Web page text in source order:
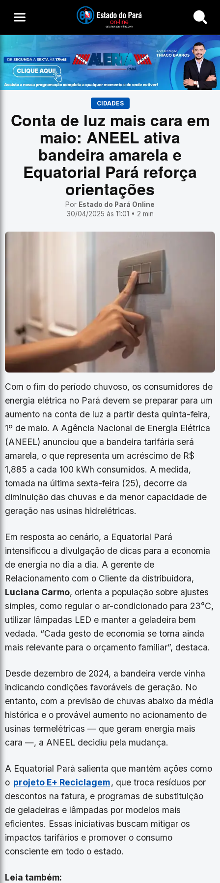
Buscar
CIDADES
Conta de luz mais cara em
maio: ANEEL ativa
bandeira amarela e
Equatorial Pará reforça
orientações
Por Estado do Pará Online
30/04/2025 às 11:01 • 2 min
Com o fim do período chuvoso, os consumidores de
energia elétrica no Pará devem se preparar para um
aumento na conta de luz a partir desta quinta-feira,
1º de maio. A Agência Nacional de Energia Elétrica
(ANEEL) anunciou que a bandeira tarifária será
amarela, o que representa um acréscimo de R$
1,885 a cada 100 kWh consumidos. A medida,
tomada na última sexta-feira (25), decorre da
diminuição das chuvas e da menor capacidade de
geração nas usinas hidrelétricas.
Em resposta ao cenário, a Equatorial Pará
intensificou a divulgação de dicas para a economia
de energia no dia a dia. A gerente de
Relacionamento com o Cliente da distribuidora,
Luciana Carmo, orienta a população sobre ajustes
simples, como regular o ar-condicionado para 23°C,
utilizar lâmpadas LED e manter a geladeira bem
vedada. “Cada gesto de economia se torna ainda
mais relevante para o orçamento familiar”, destaca.
Desde dezembro de 2024, a bandeira verde vinha
indicando condições favoráveis de geração. No
entanto, com a previsão de chuvas abaixo da média
histórica e o provável aumento no acionamento de
usinas termelétricas — que geram energia mais
cara —, a ANEEL decidiu pela mudança.
A Equatorial Pará salienta que mantém ações como
o projeto E+ Reciclagem, que troca resíduos por
descontos na fatura, e programas de substituição
de geladeiras e lâmpadas por modelos mais
eficientes. Essas iniciativas buscam mitigar os
impactos tarifários e promover o consumo
consciente em todo o estado.
Leia também: